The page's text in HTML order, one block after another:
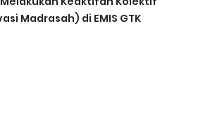
Madrasah) di EMIS GTK